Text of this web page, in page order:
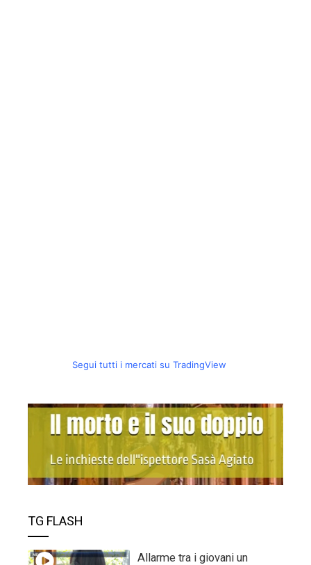
Segui tutti i mercati su TradingView
TG FLASH
Allarme tra i giovani un